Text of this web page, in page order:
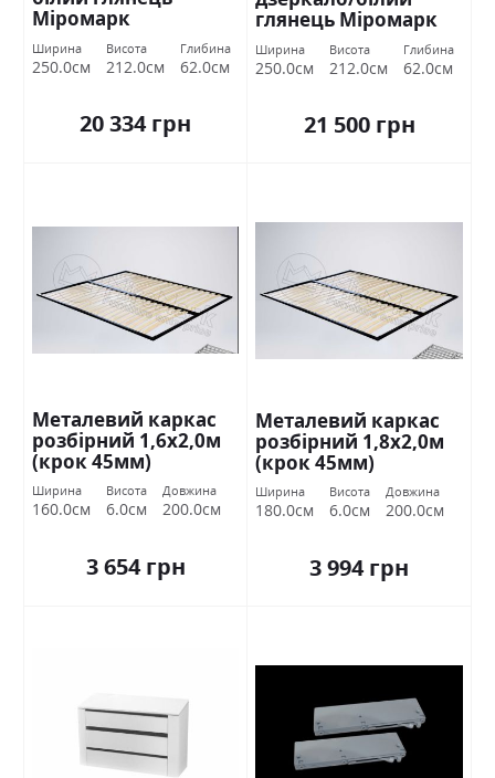
Міромарк
Ширина
250.0см
Висота
212.0см
Глибина
62.0см
20 334 грн
глянець Міромарк
Ширина
250.0см
Висота
212.0см
Глибина
62.0см
21 500 грн
Металевий каркас
розбірний 1,6х2,0м
(крок 45мм)
Ширина
160.0см
Висота
6.0см
Довжина
200.0см
3 654 грн
Металевий каркас
розбірний 1,8х2,0м
(крок 45мм)
Ширина
180.0см
Висота
6.0см
Довжина
200.0см
3 994 грн